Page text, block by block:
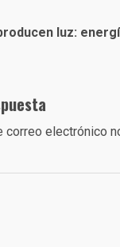
luz:
correo electrónico